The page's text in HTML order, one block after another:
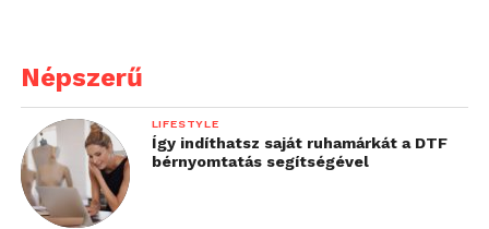
létrehozása. Azáltal, hogy
a Schneider Electric
platform-megközelítését
ötvözzük olyan
partnerekkel, mint a
Népszerű
LIFESTYLE
Így indíthatsz saját ruhamárkát a DTF
bérnyomtatás segítségével